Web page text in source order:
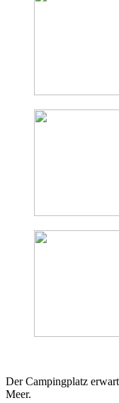
Der Campingplatz
Meer.